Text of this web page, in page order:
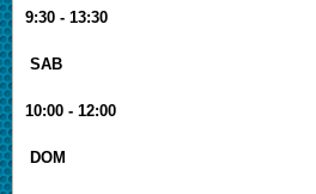
9:30 - 13:30
SAB
10:00 - 12:00
DOM